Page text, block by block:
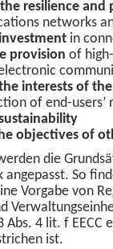
resilience and
networks
in
provision of
interests of
of end-users’
objectives of
die
angepasst. So
Vorgabe von
Abs. 4 lit. f
ist.